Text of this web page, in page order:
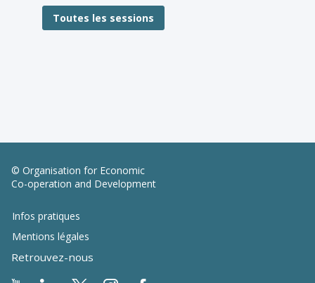
Toutes les sessions
© Organisation for Economic
Co-operation and Development
Infos pratiques
Mentions légales
Retrouvez-nous